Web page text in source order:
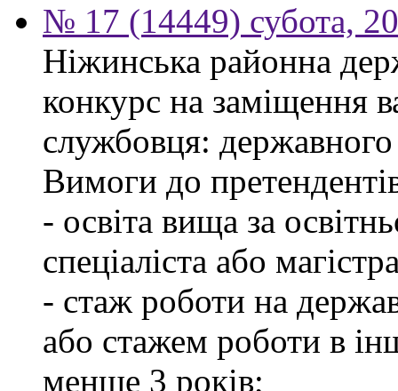
№ 17 (14449) субота,
Ніжинська районна
конкурс на заміщення
службовця: державного
Вимоги до
- освіта вища за
спеціаліста або
- стаж роботи на
або стажем роботи в
менше 3 років;